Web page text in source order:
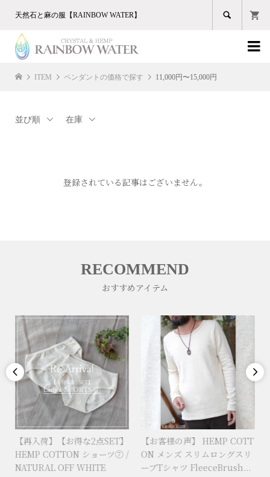
天然石と麻の服【RAINBOW WATER】 

ITEM ペンダントの価格で探す 11,000円〜15,000円
並び順 在庫
登録されている記事はございません。
RECOMMEND
おすすめアイテム

【再入荷】【お得な2点SET】
HEMP COTTON ショーツ⑦ /
NATURAL OFF WHITE
【お客様の声】 HEMP COTT
ON メンズ スリムロングスリ
ーブTシャツ FleeceBrush...
